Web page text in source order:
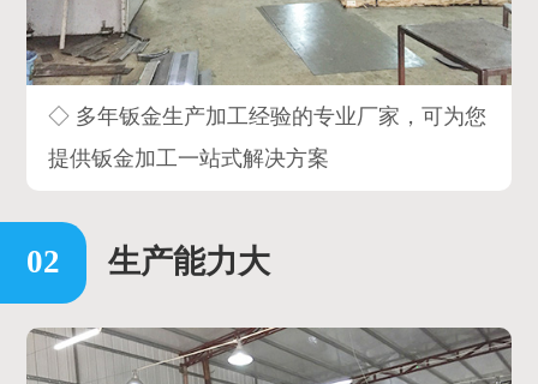
◇ 多年钣金生产加工经验的专业厂家，可为您
提供钣金加工一站式解决方案
生产能力大